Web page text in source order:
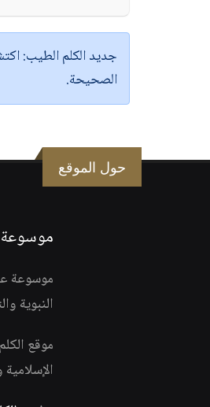
جديد الكلم الطيب:
الصحيحة.
حول الموقع
موسوعة
موسوعة
النبوية
موقع